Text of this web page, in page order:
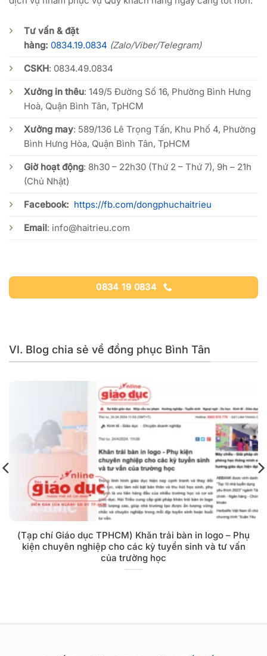
Tư vấn & đặt
hàng: 0834.19.0834 (Zalo/Viber/Telegram)
CSKH: 0834.49.0834
Xưởng in thêu: 149/5 Đường Số 16, Phường Bình Hưng
Hoà, Quận Bình Tân, TpHCM
Xưởng may: 589/136 Lê Trọng Tấn, Khu Phố 4, Phường
Bình Hưng Hòa, Quận Bình Tân, TpHCM
Giờ hoạt động: 8h30 – 22h30 (Thứ 2 – Thứ 7), 9h – 21h
(Chủ Nhật)
Facebook: https://fb.com/dongphuchaitrieu
Email: info@haitrieu.com
0834 19 0834
VI. Blog chia sẻ về đồng phục Bình Tân
(Tạp chí Giáo dục TPHCM) Khăn trải bàn in logo – Phụ
kiện chuyên nghiệp cho các kỳ tuyển sinh và tư vấn
của trường học